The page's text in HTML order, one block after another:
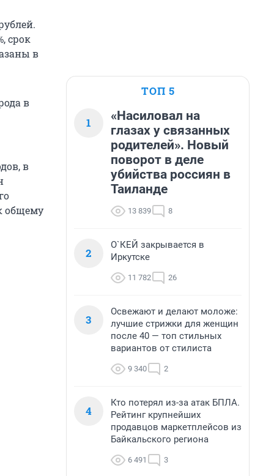
срок
в
в
в
общему
ТОП 5
1
«Насиловал на
глазах у связанных
родителей». Новый
поворот в деле
убийства россиян в
Таиланде
13 839 8
2
О`КЕЙ закрывается в
Иркутске
11 782 26
3
Освежают и делают моложе:
лучшие стрижки для женщин
после 40 — топ стильных
вариантов от стилиста
9 340 2
4
Кто потерял из-за атак БПЛА.
Рейтинг крупнейших
продавцов маркетплейсов из
Байкальского региона
6 491 3